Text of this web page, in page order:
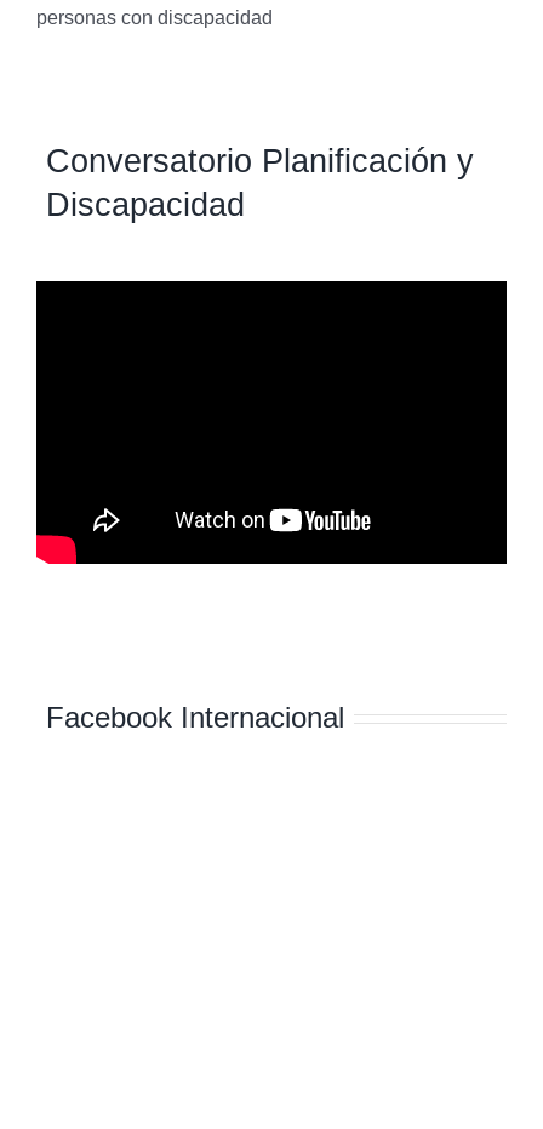
personas con discapacidad
Conversatorio Planificación y
Discapacidad
Facebook Internacional